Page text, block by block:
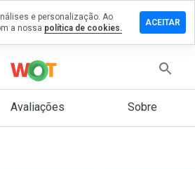
Avaliações Sobre
e personalização. Ao
a nossa política de cookies.
ACEITAR